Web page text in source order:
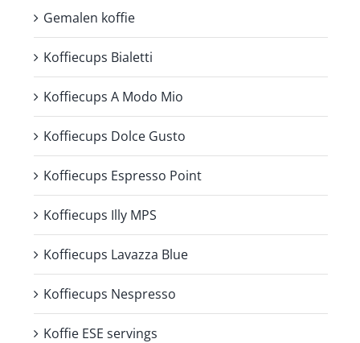
Gemalen koffie
Koffiecups Bialetti
Koffiecups A Modo Mio
Koffiecups Dolce Gusto
Koffiecups Espresso Point
Koffiecups Illy MPS
Koffiecups Lavazza Blue
Koffiecups Nespresso
Koffie ESE servings